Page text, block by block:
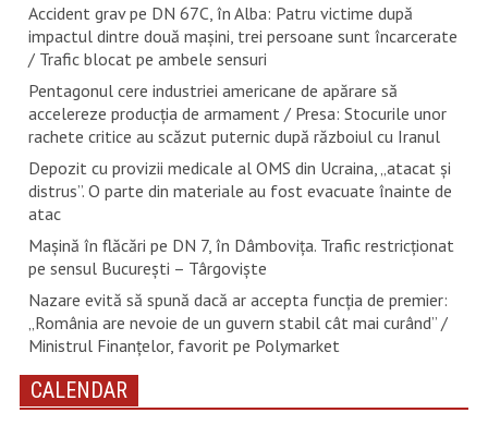
Accident grav pe DN 67C, în Alba: Patru victime după
impactul dintre două mașini, trei persoane sunt încarcerate
/ Trafic blocat pe ambele sensuri
Pentagonul cere industriei americane de apărare să
accelereze producția de armament / Presa: Stocurile unor
rachete critice au scăzut puternic după războiul cu Iranul
Depozit cu provizii medicale al OMS din Ucraina, „atacat și
distrus”. O parte din materiale au fost evacuate înainte de
atac
Mașină în flăcări pe DN 7, în Dâmbovița. Trafic restricționat
pe sensul București – Târgoviște
Nazare evită să spună dacă ar accepta funcția de premier:
„România are nevoie de un guvern stabil cât mai curând” /
Ministrul Finanțelor, favorit pe Polymarket
CALENDAR